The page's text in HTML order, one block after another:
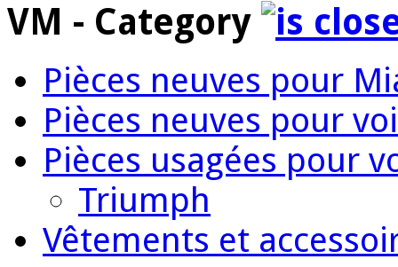
VM - Category
Pièces neuves pour
Pièces neuves pour
Pièces usagées pour
Triumph
Vêtements et